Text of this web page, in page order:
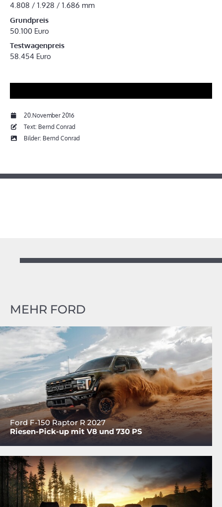
4.808 / 1.928 / 1.686 mm
Grundpreis
50.100 Euro
Testwagenpreis
58.454 Euro
20.November 2016
Text: Bernd Conrad
Bilder: Bernd Conrad
MEHR FORD
Ford F-150 Raptor R 2027
Riesen-Pick-up mit V8 und 730 PS